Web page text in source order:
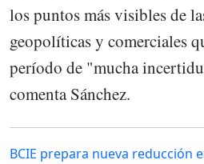
los puntos más visibles de
geopolíticas y comerciales
período de "mucha
comenta Sánchez.
BCIE prepara nueva reducción